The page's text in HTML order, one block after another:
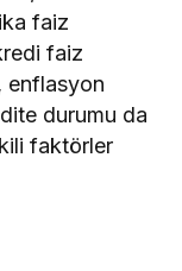
faiz
faiz
enflasyon
durumu da
faktörler